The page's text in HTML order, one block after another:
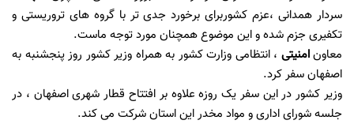
سردار همدانی ،عزم کشوربرای برخورد جدی تر با گروه های تروریستی و
تکفیری جزم شده و این موضوع همچنان مورد توجه ماست.
معاونامنیتی ، انتظامی وزارت کشور به همراه وزیر کشور روز پنجشنبه به
اصفهان سفر کرد.
وزیر کشور در این سفر یک روزه علاوه بر افتتاح قطار شهری اصفهان ، در
جلسه شورای اداری و مواد مخدر این استان شرکت می کند.